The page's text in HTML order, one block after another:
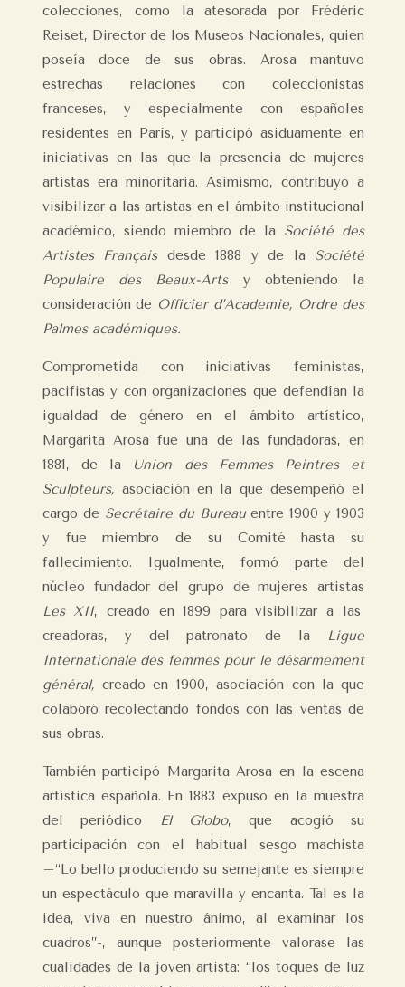
colecciones, como la atesorada por Frédéric
Reiset, Director de los Museos Nacionales, quien
poseía doce de sus obras. Arosa mantuvo
estrechas relaciones con coleccionistas
franceses, y especialmente con españoles
residentes en París, y participó asiduamente en
iniciativas en las que la presencia de mujeres
artistas era minoritaria. Asimismo, contribuyó a
visibilizar a las artistas en el ámbito institucional
académico, siendo miembro de la Société des
Artistes Français desde 1888 y de la Société
Populaire des Beaux-Arts y obteniendo la
consideración de Officier d’Academie, Ordre des
Palmes académiques.
Comprometida con iniciativas feministas,
pacifistas y con organizaciones que defendían la
igualdad de género en el ámbito artístico,
Margarita Arosa fue una de las fundadoras, en
1881, de la Union des Femmes Peintres et
Sculpteurs,asociación en la que desempeñó el
cargo de Secrétaire du Bureauentre 1900 y 1903
y fue miembro de su Comité hasta su
fallecimiento. Igualmente, formó parte del
núcleo fundador del grupo de mujeres artistas
Les XII, creado en 1899 para visibilizar a las
creadoras, y del patronato de la
Ligue
Internationale des femmes pour le désarmement
général,creado en 1900, asociación con la que
colaboró recolectando fondos con las ventas de
sus obras.
También participó Margarita Arosa en la escena
artística española. En 1883 expuso en la muestra
del periódico
El Globo, que acogió su
participación con el habitual sesgo machista
–“Lo bello produciendo su semejante es siempre
un espectáculo que maravilla y encanta. Tal es la
idea, viva en nuestro ánimo, al examinar los
cuadros”-, aunque posteriormente valorase las
cualidades de la joven artista: “los toques de luz